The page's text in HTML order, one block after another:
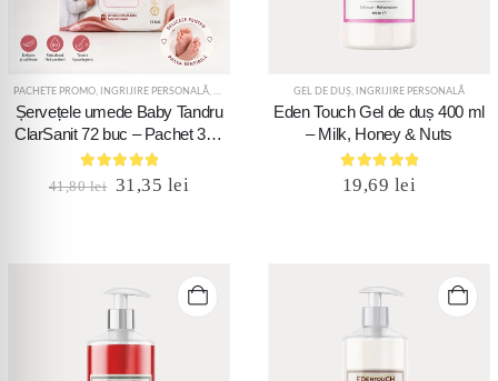
PACHETE PROMO, INGRIJIRE PERSONALĂ, ȘERVEȚELE UMEDE
Șervețele umede Baby Tandru
ClarSanit 72 buc – Pachet 3+1
GRATIS
5.00 out of 5
41,80lei 31,35 lei
GEL DE DUȘ, INGRIJIRE PERSONALĂ
Eden Touch Gel de duș 400 ml
– Milk, Honey & Nuts
5.00out of 5
19,69 lei